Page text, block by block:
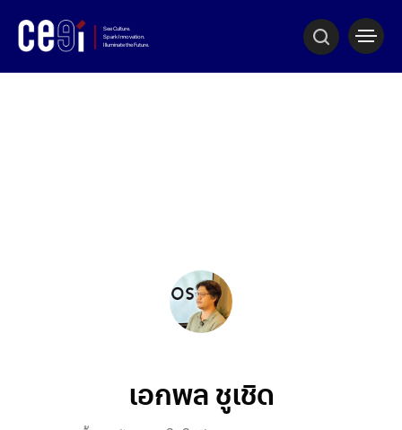
เอกพล ชูเชิด